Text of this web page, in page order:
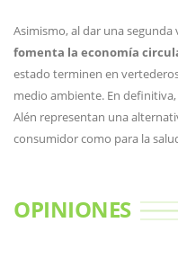
Asimismo, al dar una segunda
fomenta la economía
estado terminen en
medio ambiente. En
Alén representan una
consumidor como para la
OPINIONES